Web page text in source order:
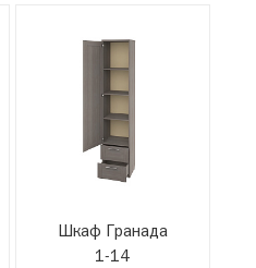
Шкаф Гранада
1-14